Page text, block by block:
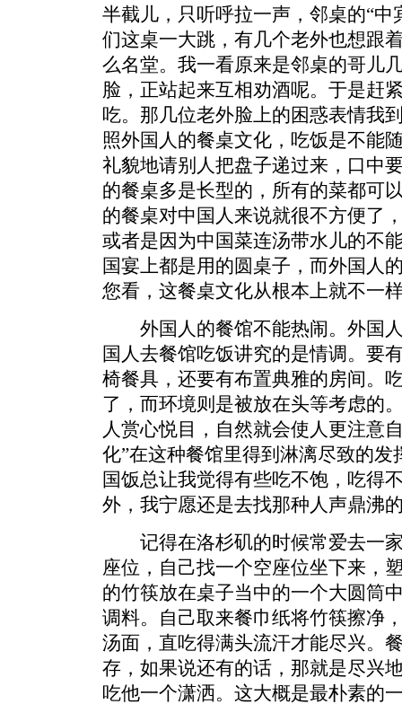
半截儿，只听呼拉一声，邻桌的“中
们这桌一大跳，有几个老外也想跟
么名堂。我一看原来是邻桌的哥儿
脸，正站起来互相劝酒呢。于是赶
吃。那几位老外脸上的困惑表情我
照外国人的餐桌文化，吃饭是不能
礼貌地请别人把盘子递过来，口中
的餐桌多是长型的，所有的菜都可
的餐桌对中国人来说就很不方便了
或者是因为中国菜连汤带水儿的不
国宴上都是用的圆桌子，而外国人
您看，这餐桌文化从根本上就不一
外国人的餐馆不能热闹。外国人
国人去餐馆吃饭讲究的是情调。要
椅餐具，还要有布置典雅的房间。
了，而环境则是被放在头等考虑的
人赏心悦目，自然就会使人更注意
化”在这种餐馆里得到淋漓尽致的
国饭总让我觉得有些吃不饱，吃得
外，我宁愿还是去找那种人声鼎沸
记得在洛杉矶的时候常爱去一家
座位，自己找一个空座位坐下来，
的竹筷放在桌子当中的一个大圆筒
调料。自己取来餐巾纸将竹筷擦净
汤面，直吃得满头流汗才能尽兴。
存，如果说还有的话，那就是尽兴
吃他一个潇洒。这大概是最朴素的